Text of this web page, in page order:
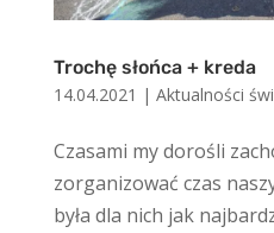
Trochę słońca + kreda
14.04.2021 | Aktualności
Czasami my dorośli
zorganizować czas
była dla nich jak